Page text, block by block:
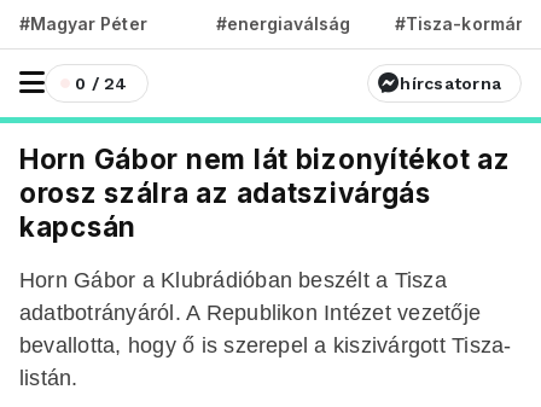
#Magyar Péter #energiaválság #Tisza-kormány
0 / 24 hírcsatorna
Horn Gábor nem lát bizonyítékot az
orosz szálra az adatszivárgás
kapcsán
Horn Gábor a Klubrádióban beszélt a Tisza
adatbotrányáról. A Republikon Intézet vezetője
bevallotta, hogy ő is szerepel a kiszivárgott Tisza-
listán.